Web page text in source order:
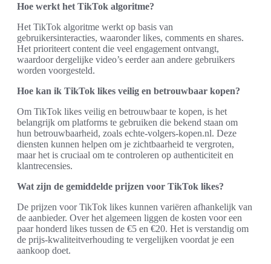
Hoe werkt het TikTok algoritme?
Het TikTok algoritme werkt op basis van
gebruikersinteracties, waaronder likes, comments en shares.
Het prioriteert content die veel engagement ontvangt,
waardoor dergelijke video’s eerder aan andere gebruikers
worden voorgesteld.
Hoe kan ik TikTok likes veilig en betrouwbaar kopen?
Om TikTok likes veilig en betrouwbaar te kopen, is het
belangrijk om platforms te gebruiken die bekend staan om
hun betrouwbaarheid, zoals echte-volgers-kopen.nl. Deze
diensten kunnen helpen om je zichtbaarheid te vergroten,
maar het is cruciaal om te controleren op authenticiteit en
klantrecensies.
Wat zijn de gemiddelde prijzen voor TikTok likes?
De prijzen voor TikTok likes kunnen variëren afhankelijk van
de aanbieder. Over het algemeen liggen de kosten voor een
paar honderd likes tussen de €5 en €20. Het is verstandig om
de prijs-kwaliteitverhouding te vergelijken voordat je een
aankoop doet.